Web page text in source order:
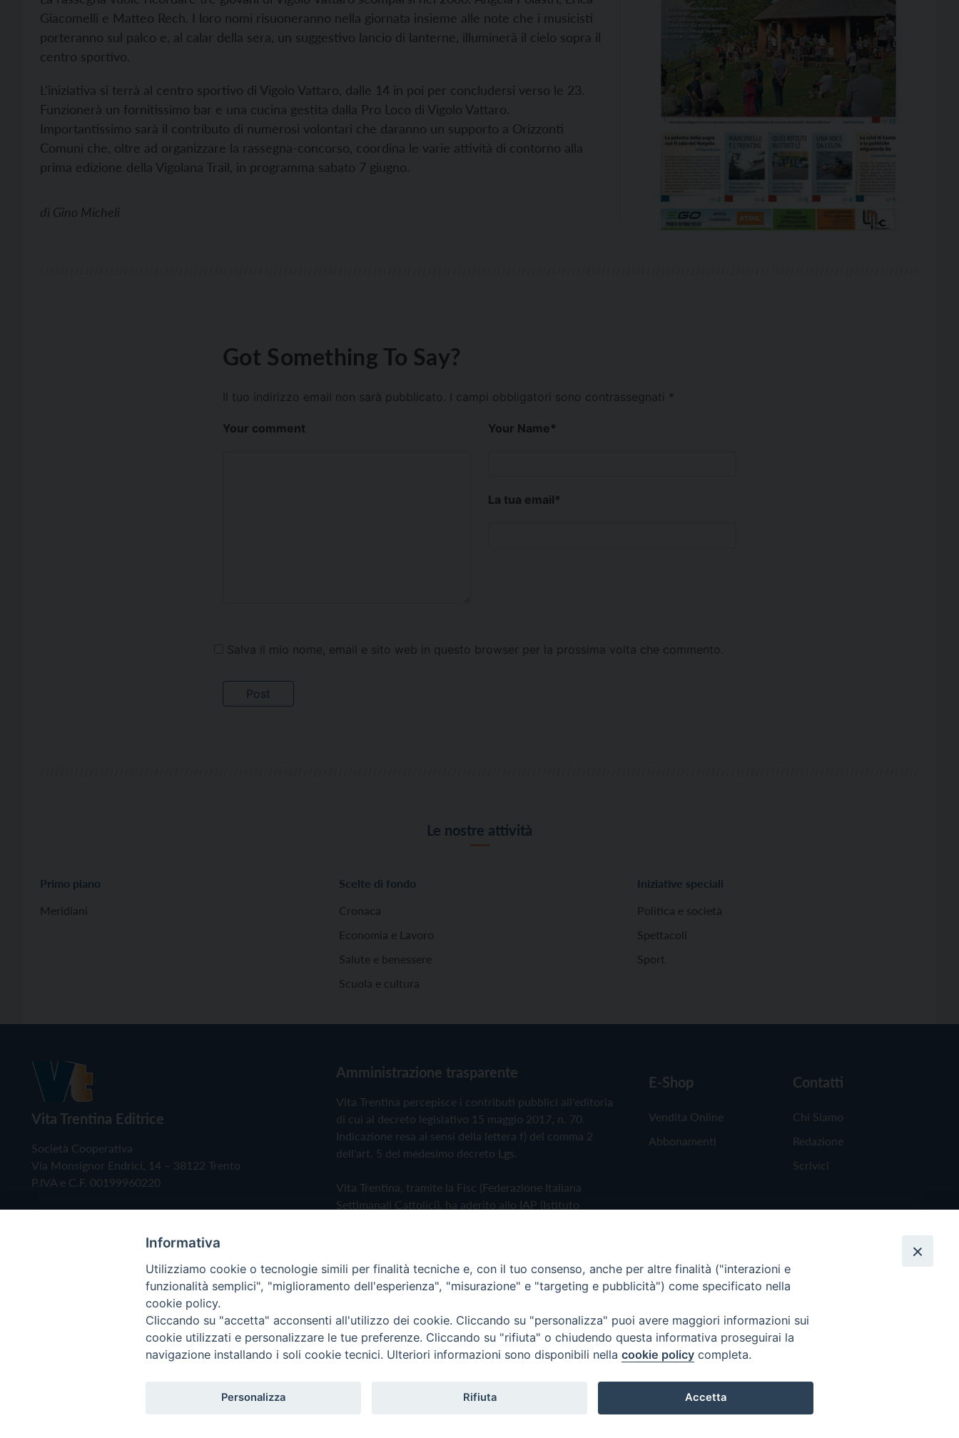
Giacomelli e Matteo Rech. I loro nomi risuoneranno nella giornata insieme alle note che i musicisti
porteranno sul palco e, al calar della sera, un suggestivo lancio di lanterne, illuminerà il cielo sopra il
centro sportivo.
L'iniziativa si terrà al centro sportivo di Vigolo Vattaro, dalle 14 in poi per concludersi verso le 23.
Funzionerà un fornitissimo bar e una cucina gestita dalla Pro Loco di Vigolo Vattaro.
Importantissimo sarà il contributo di numerosi volontari che daranno un supporto a Orizzonti
Comuni che, oltre ad organizzare la rassegna-concorso, coordina le varie attività di contorno alla
prima edizione della Vigolana Trail, in programma sabato 7 giugno.
di Gino Micheli
Got Something To Say?
Il tuo indirizzo email non sarà pubblicato. I campi obbligatori sono contrassegnati *
Your comment Your Name*
La tua email*
Salva il mio nome, email e sito web in questo browser per la prossima volta che commento.
Le nostre attività
Primo piano
Meridiani
Scelte di fondo
Cronaca
Economia e Lavoro
Salute e benessere
Scuola e cultura
Iniziative speciali
Politica e società
Spettacoli
Sport
Vita Trentina Editrice
Società Cooperativa
Via Monsignor Endrici, 14 – 38122 Trento
P.IVA e C.F. 00199960220
Amministrazione trasparente
Vita Trentina percepisce i contributi pubblici all'editoria
di cui al decreto legislativo 15 maggio 2017, n. 70.
Indicazione resa ai sensi della lettera f) del comma 2
dell'art. 5 del medesimo decreto Lgs.
Vita Trentina, tramite la Fisc (Federazione Italiana
Settimanali Cattolici), ha aderito allo IAP (Istituto
Privacy Policy Cookie Policy
E-Shop
Vendita Online
Abbonamenti
Contatti
Chi Siamo
Redazione
Scrivici
Copyright © 2019 - Tutti i diritti riservati - Vita Trentina Editrice
Informativa
Utilizziamo cookie o tecnologie simili per finalità tecniche e, con il tuo consenso, anche per altre finalità ("interazioni e
funzionalità semplici", "miglioramento dell'esperienza", "misurazione" e "targeting e pubblicità") come specificato nella
cookie policy.
Cliccando su "accetta" acconsenti all'utilizzo dei cookie. Cliccando su "personalizza" puoi avere maggiori informazioni sui
cookie utilizzati e personalizzare le tue preferenze. Cliccando su "rifiuta" o chiudendo questa informativa proseguirai la
navigazione installando i soli cookie tecnici. Ulteriori informazioni sono disponibili nella cookie policy completa.
Personalizza Rifiuta Accetta